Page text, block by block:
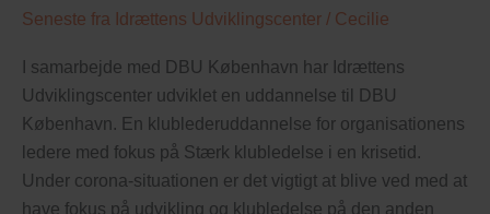
Seneste fra Idrættens Udviklingscenter / Cecilie
I samarbejde med DBU København har Idrættens
Udviklingscenter udviklet en uddannelse til DBU
København. En klublederuddannelse for organisationens
ledere med fokus på Stærk klubledelse i en krisetid.
Under corona-situationen er det vigtigt at blive ved med at
have fokus på udvikling og klubledelse på den anden